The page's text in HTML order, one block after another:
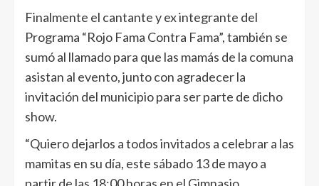
Finalmente el cantante y ex integrante del
Programa “Rojo Fama Contra Fama”, también se
sumó al llamado para que las mamás de la comuna
asistan al evento, junto con agradecer la
invitación del municipio para ser parte de dicho
show.
“Quiero dejarlos a todos invitados a celebrar a las
mamitas en su día, este sábado 13 de mayo a